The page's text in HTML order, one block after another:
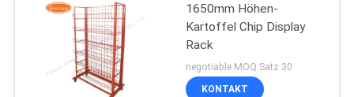
1650mm Höhen-
Kartoffel Chip Display
Rack
negotiable MOQ:Satz 30
KONTAKT